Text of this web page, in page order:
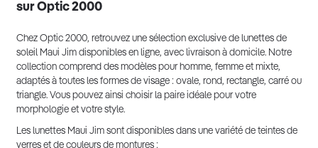
sur Optic 2000
Chez Optic 2000, retrouvez une sélection exclusive de lunettes de
soleil Maui Jim disponibles en ligne, avec livraison à domicile. Notre
collection comprend des modèles pour homme, femme et mixte,
adaptés à toutes les formes de visage : ovale, rond, rectangle, carré ou
triangle. Vous pouvez ainsi choisir la paire idéale pour votre
morphologie et votre style.
Les lunettes Maui Jim sont disponibles dans une variété de teintes de
verres et de couleurs de montures :